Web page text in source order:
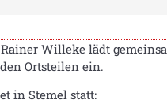
Willeke lädt
Ortsteilen ein.
in Stemel statt: